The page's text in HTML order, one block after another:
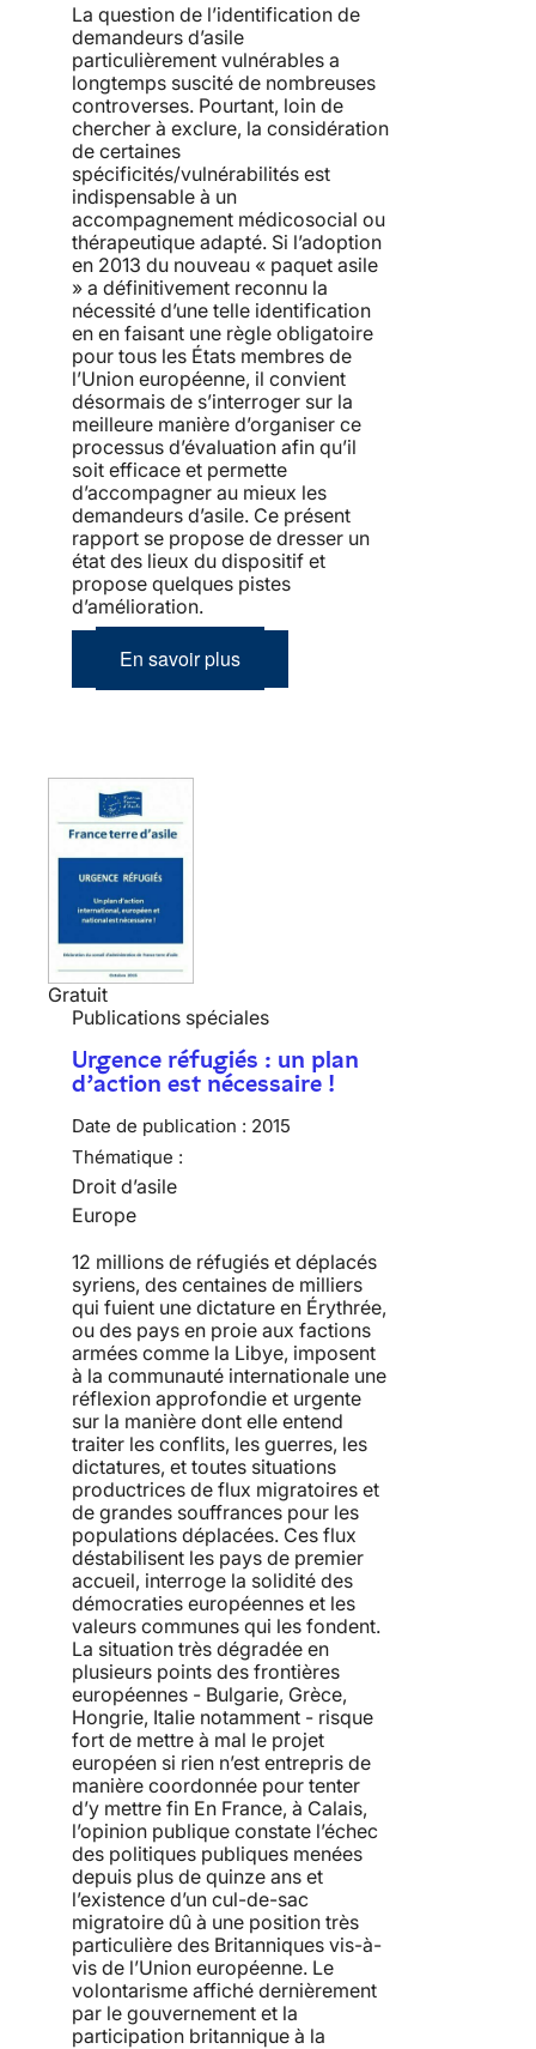
La question de l’identification de
demandeurs d’asile
particulièrement vulnérables a
longtemps suscité de nombreuses
controverses. Pourtant, loin de
chercher à exclure, la considération
de certaines
spécificités/vulnérabilités est
indispensable à un
accompagnement médicosocial ou
thérapeutique adapté. Si l’adoption
en 2013 du nouveau « paquet asile
» a définitivement reconnu la
nécessité d’une telle identification
en en faisant une règle obligatoire
pour tous les États membres de
l’Union européenne, il convient
désormais de s’interroger sur la
meilleure manière d’organiser ce
processus d’évaluation afin qu’il
soit efficace et permette
d’accompagner au mieux les
demandeurs d’asile. Ce présent
rapport se propose de dresser un
état des lieux du dispositif et
propose quelques pistes
d’amélioration.
En savoir plus
Gratuit
Publications spéciales
Urgence réfugiés : un plan
d’action est nécessaire !
Date de publication : 2015
Thématique :
Droit d’asile
Europe
12 millions de réfugiés et déplacés
syriens, des centaines de milliers
qui fuient une dictature en Érythrée,
ou des pays en proie aux factions
armées comme la Libye, imposent
à la communauté internationale une
réflexion approfondie et urgente
sur la manière dont elle entend
traiter les conflits, les guerres, les
dictatures, et toutes situations
productrices de flux migratoires et
de grandes souffrances pour les
populations déplacées. Ces flux
déstabilisent les pays de premier
accueil, interroge la solidité des
démocraties européennes et les
valeurs communes qui les fondent.
La situation très dégradée en
plusieurs points des frontières
européennes - Bulgarie, Grèce,
Hongrie, Italie notamment - risque
fort de mettre à mal le projet
européen si rien n’est entrepris de
manière coordonnée pour tenter
d’y mettre fin En France, à Calais,
l’opinion publique constate l’échec
des politiques publiques menées
depuis plus de quinze ans et
l’existence d’un cul-de-sac
migratoire dû à une position très
particulière des Britanniques vis-à-
vis de l’Union européenne. Le
volontarisme affiché dernièrement
par le gouvernement et la
participation britannique à la